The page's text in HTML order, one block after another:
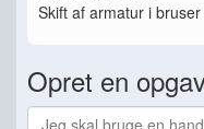
Skift af armatur i bruser
Opret en